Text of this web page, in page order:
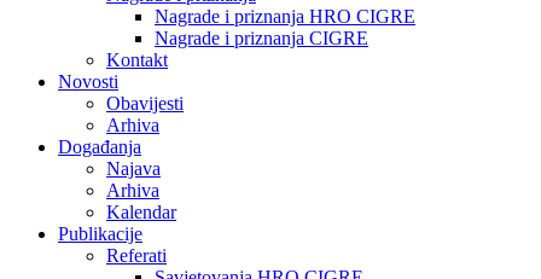
Nagrade i priznanja HRO CIGRE
Nagrade i priznanja CIGRE
Kontakt
Novosti
Obavijesti
Arhiva
Događanja
Najava
Arhiva
Kalendar
Publikacije
Referati